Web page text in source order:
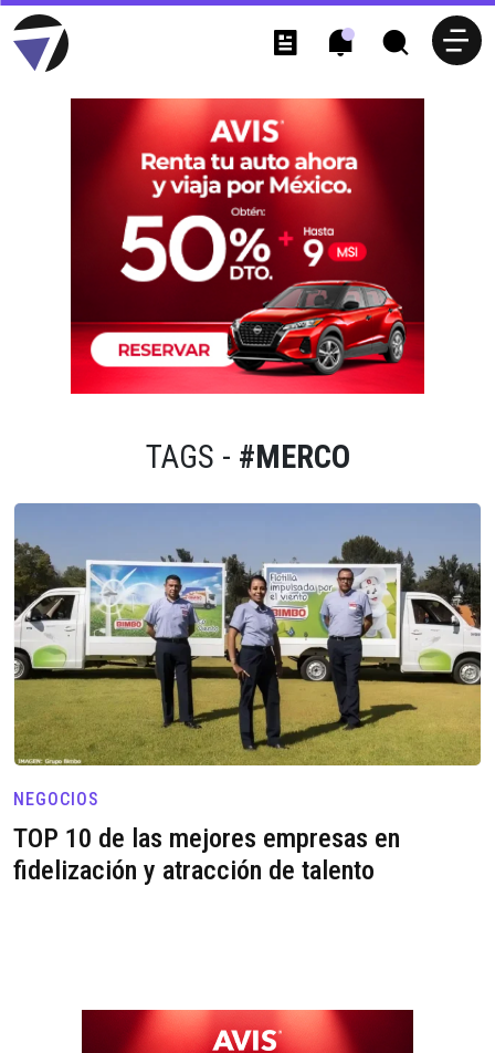
TAGS - #MERCO
NEGOCIOS
TOP 10 de las mejores empresas en
fidelización y atracción de talento